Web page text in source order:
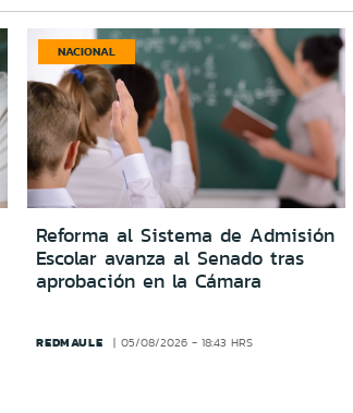
NACIONAL
Reforma al Sistema de Admisión
Escolar avanza al Senado tras
aprobación en la Cámara
REDMAULE 05/08/2026 - 18:43 HRS